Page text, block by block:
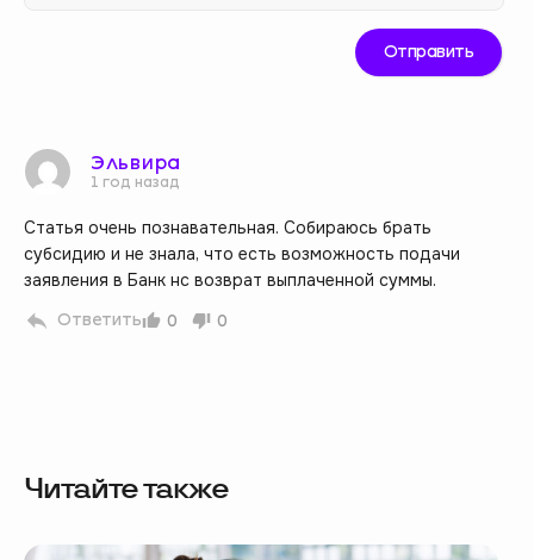
Эльвира
1 год назад
Статья очень познавательная. Собираюсь брать
субсидию и не знала, что есть возможность подачи
заявления в Банк нс возврат выплаченной суммы.
0 0
Ответить
Читайте также